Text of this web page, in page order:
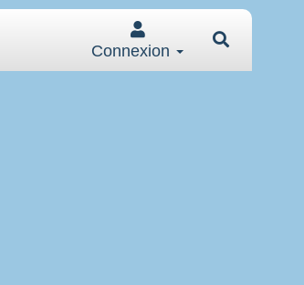
Connexion